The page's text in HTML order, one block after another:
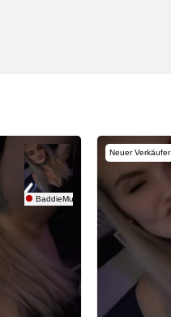
BaddieMum666
Neuer Verkäufer